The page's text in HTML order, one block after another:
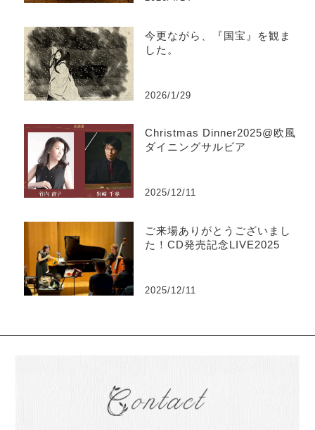
今更ながら、『国宝』を観ま
した。
2026/1/29
Christmas Dinner2025@欧風
ダイニングサルビア
2025/12/11
ご来場ありがとうございまし
た！CD発売記念LIVE2025
2025/12/11